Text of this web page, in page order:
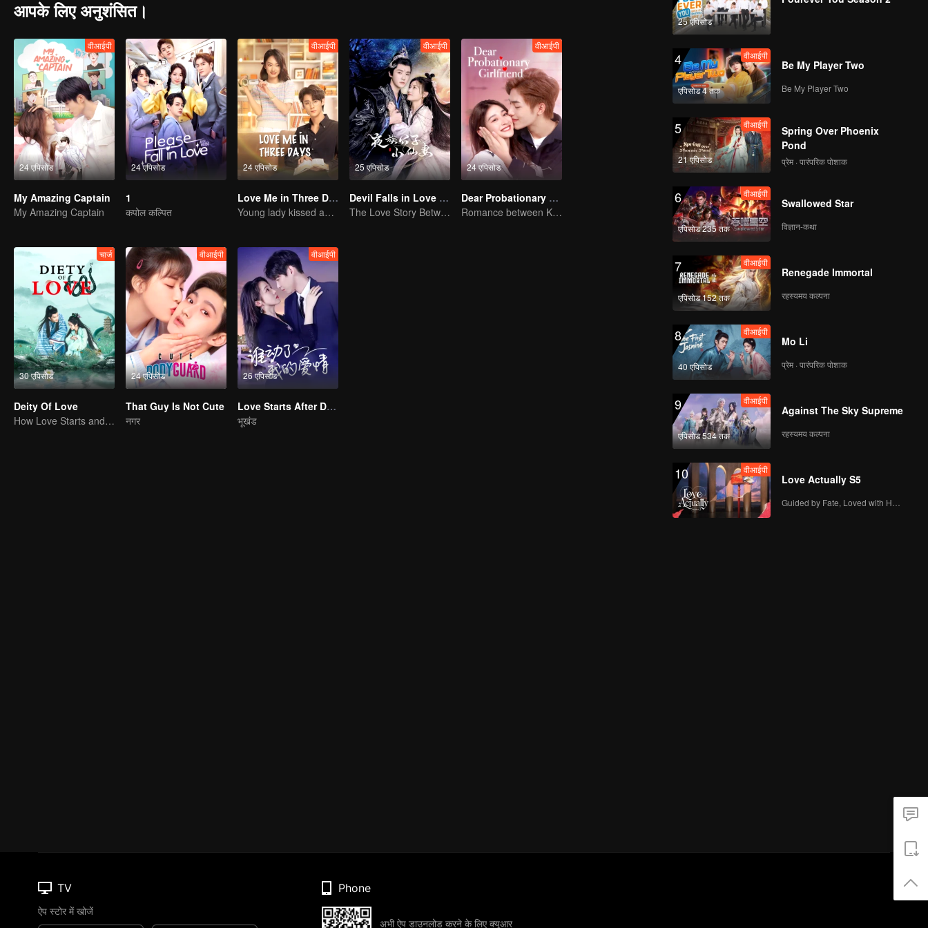
आपके लिए अनुशंसित।
24 एपिसोड
वीआईपी
My Amazing Captain
My Amazing Captain
24 एपिसोड
1
कपोल कल्पित
24 एपिसोड
वीआईपी
Love Me in Three Days
Young lady kissed and rescued the ever-changing CEO
25 एपिसोड
वीआईपी
Devil Falls in Love with Fairy
The Love Story Between a Lively Fairy and a Cold-faced Devil
24 एपिसोड
वीआईपी
Dear Probationary Girlfriend
Romance between KitchenMaid and Domineering CEO
30 एपिसोड
चार्ज
Deity Of Love
How Love Starts and Becomes Obsession
24 एपिसोड
वीआईपी
That Guy Is Not Cute
नगर
26 एपिसोड
वीआईपी
Love Starts After Divorce
भूखंड
25 एपिसोड
4
एपिसोड 4 तक
वीआईपी
Be My Player Two
Be My Player Two
5
21 एपिसोड
वीआईपी
Spring Over Phoenix
Pond
प्रेम · पारंपरिक पोशाक
6
एपिसोड 235 तक
वीआईपी
Swallowed Star
विज्ञान-कथा
7
एपिसोड 152 तक
वीआईपी
Renegade Immortal
रहस्यमय कल्पना
8
40 एपिसोड
वीआईपी
Mo Li
प्रेम · पारंपरिक पोशाक
9
एपिसोड 534 तक
वीआईपी
Against The Sky Supreme
रहस्यमय कल्पना
10 वीआईपी
Love Actually S5
TV
ऐप स्टोर में खोजें
Phone
अभी ऐप डाउनलोड करने के लिए क्यूआर